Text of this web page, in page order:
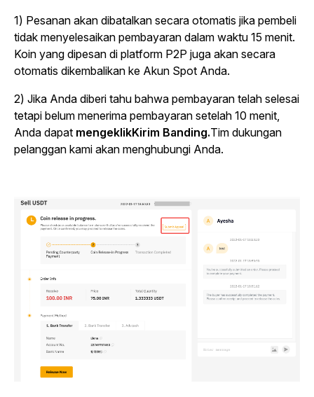
1) Pesanan akan dibatalkan secara otomatis jika pembeli
tidak menyelesaikan pembayaran dalam waktu 15 menit.
Koin yang dipesan di platform P2P juga akan secara
otomatis dikembalikan ke Akun Spot Anda.
2) Jika Anda diberi tahu bahwa pembayaran telah selesai
tetapi belum menerima pembayaran setelah 10 menit,
Anda dapat mengeklikKirim Banding.Tim dukungan
pelanggan kami akan menghubungi Anda.